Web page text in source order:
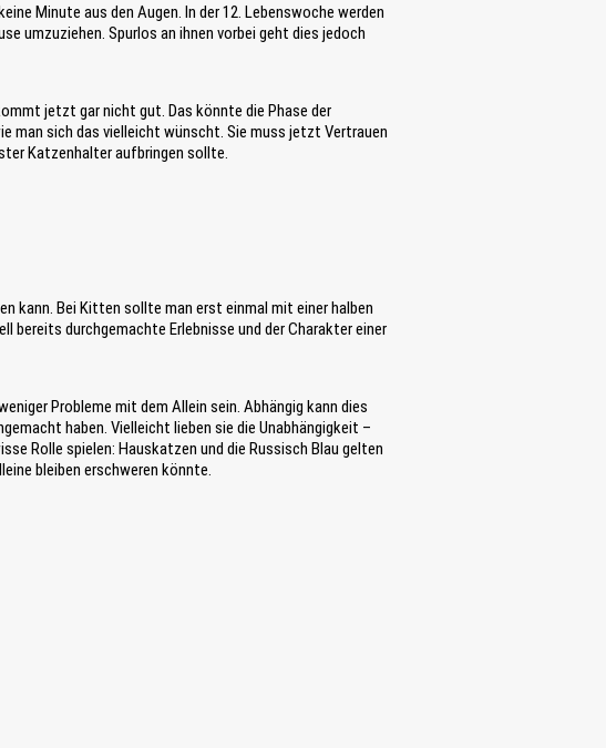
Minute aus den Augen. In der 12. Lebenswoche werden
umzuziehen. Spurlos an ihnen vorbei geht dies jedoch
jetzt gar nicht gut. Das könnte die Phase der
man sich das vielleicht wünscht. Sie muss jetzt Vertrauen
Katzenhalter aufbringen sollte.
kann. Bei Kitten sollte man erst einmal mit einer halben
bereits durchgemachte Erlebnisse und der Charakter einer
Probleme mit dem Allein sein. Abhängig kann dies
haben. Vielleicht lieben sie die Unabhängigkeit –
Rolle spielen: Hauskatzen und die Russisch Blau gelten
bleiben erschweren könnte.